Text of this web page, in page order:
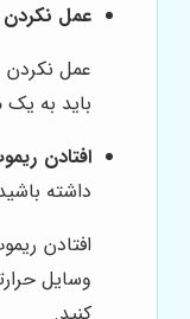
عمل
عمل نکردن
باید به
افتادن
داشته
افتادن
وسایل